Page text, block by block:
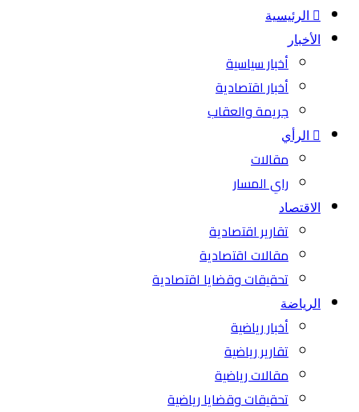
الرئيسية
الأخبار
أخبار سياسية
أخبار اقتصادية
جريمة والعقاب
الرأي
مقالات
راي المسار
الاقتصاد
تقارير اقتصادية
مقالات اقتصادية
تحقيقات وقضايا اقتصادية
الرياضة
أخبار رياضية
تقارير رياضية
مقالات رياضية
تحقيقات وقضايا رياضية